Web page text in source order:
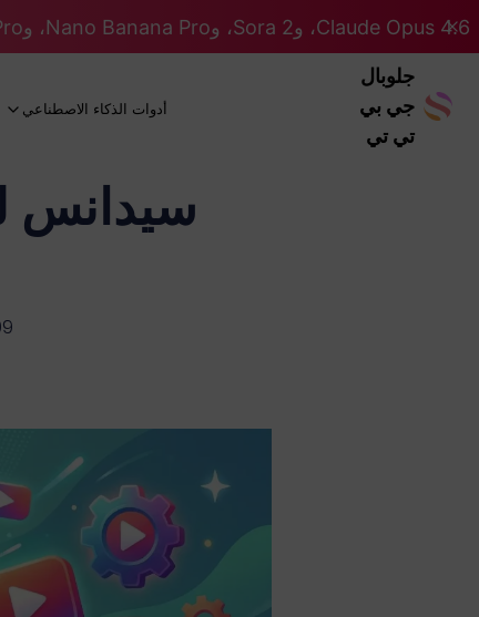
Claude Opus 4.6، وSora 2، وNano Banana Pro، وGemini 3 Pro، وGPT 5.2 GPT 5.2... كلها على نظام Pro. 46% OFF
جلوبال
جي بي
تي تي
أدوات الذكاء الاصطناعي
سيدانس